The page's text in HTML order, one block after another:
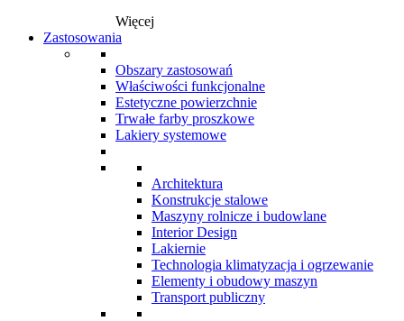
Więcej
Zastosowania
Obszary zastosowań
Właściwości funkcjonalne
Estetyczne powierzchnie
Trwałe farby proszkowe
Lakiery systemowe
Architektura
Konstrukcje stalowe
Maszyny rolnicze i budowlane
Interior Design
Lakiernie
Technologia klimatyzacja i ogrzewanie
Elementy i obudowy maszyn
Transport publiczny